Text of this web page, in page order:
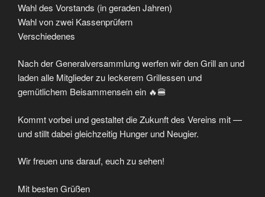
Wahl des Vorstands (in geraden Jahren)
Wahl von zwei Kassenprüfern
Verschiedenes
Nach der Generalversammlung werfen wir den Grill an und
laden alle Mitglieder zu leckerem Grillessen und
gemütlichem Beisammensein ein 🔥🍔
Kommt vorbei und gestaltet die Zukunft des Vereins mit —
und stillt dabei gleichzeitig Hunger und Neugier.
Wir freuen uns darauf, euch zu sehen!
Mit besten Grüßen